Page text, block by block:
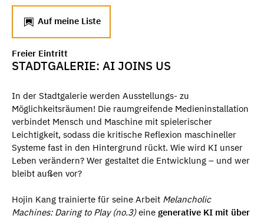
Auf meine Liste
Freier Eintritt
STADTGALERIE: AI JOINS US
In der Stadtgalerie werden Ausstellungs- zu
Möglichkeitsräumen! Die raumgreifende Medieninstallation
verbindet Mensch und Maschine mit spielerischer
Leichtigkeit, sodass die kritische Reflexion maschineller
Systeme fast in den Hintergrund rückt. Wie wird KI unser
Leben verändern? Wer gestaltet die Entwicklung – und wer
bleibt außen vor?
Hojin Kang trainierte für seine Arbeit Melancholic
Machines: Daring to Play (no.3)eine generative KI mit über